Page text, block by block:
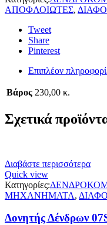
ΑΠΟΦΛΟΙΩΤΕΣ,
Tweet
Share
Pinterest
Επιπλέον
Βάρος 230,00 κ.
Σχετικά
Διαβάστε περισσότερα
Quick view
Κατηγορίες:
ΜΗΧΑΝΗΜΑΤΑ,
Δονητής Δένδρων